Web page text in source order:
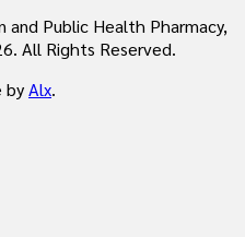
and Public Health Pharmacy,
All Rights Reserved.
byAlx.